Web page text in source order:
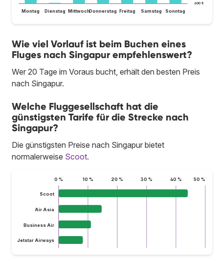
600 €
Montag Dienstag MittwochDonnerstag Freitag Samstag Sonntag
Wie viel Vorlauf ist beim Buchen eines
Fluges nach Singapur empfehlenswert?
Wer 20 Tage im Voraus bucht, erhält den besten Preis
nach Singapur.
Welche Fluggesellschaft hat die
günstigsten Tarife für die Strecke nach
Singapur?
Die günstigsten Preise nach Singapur bietet
normalerweise Scoot.
0 % 10 % 20 % 30 % 40 % 50 %
Scoot
Air Asia
Business Air
Jetstar Airways